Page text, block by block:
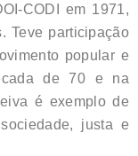
CODI em 1971,
Teve participação
popular e
de 70 e na
é exemplo de
justa e